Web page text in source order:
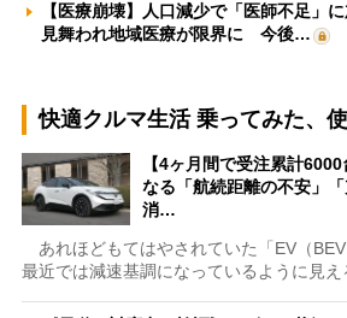
【医療崩壊】人口減少で「医師不足」
見舞われ地域医療が限界に 今後…
快適クルマ生活 乗ってみた、
【4ヶ月間で受注累計
なる「航続距離の不安」
消…
あれほどもてはやされていた「EV（BEV
最近では減速基調になっているように見